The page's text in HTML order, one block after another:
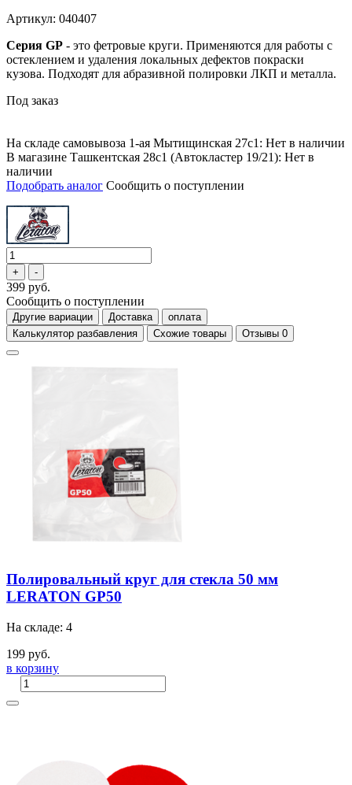
Артикул: 040407
Серия GP - это фетровые круги. Применяются для работы с
остеклением и удаления локальных дефектов покраски
кузова. Подходят для абразивной полировки ЛКП и металла.
Под заказ
На складе самовывоза 1-ая Мытищинская 27с1: Нет в наличии
В магазине Ташкентская 28с1 (Автокластер 19/21): Нет в
наличии
Подобрать аналог Сообщить о поступлении
399 руб.
Сообщить о поступлении
Другие вариации Доставка
оплата
Калькулятор разбавления
Схожие товары Отзывы 0
Полировальный круг для стекла 50 мм
LERATON GP50
На складе: 4
199 руб.
в корзину